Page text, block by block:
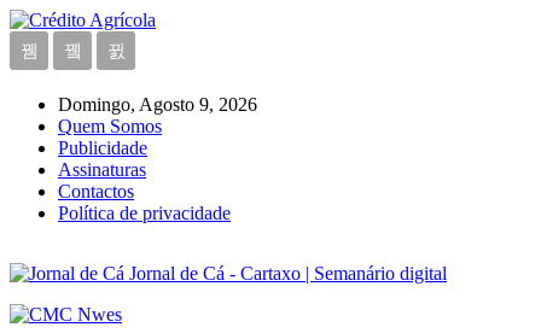
Domingo, Agosto 9, 2026
Quem Somos
Publicidade
Assinaturas
Contactos
Política de privacidade
Jornal de Cá - Cartaxo | Semanário digital